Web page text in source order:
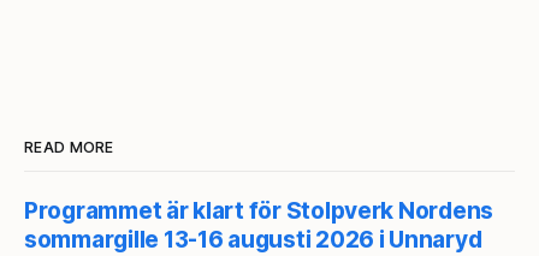
READ MORE
Programmet är klart för Stolpverk Nordens
sommargille 13-16 augusti 2026 i Unnaryd